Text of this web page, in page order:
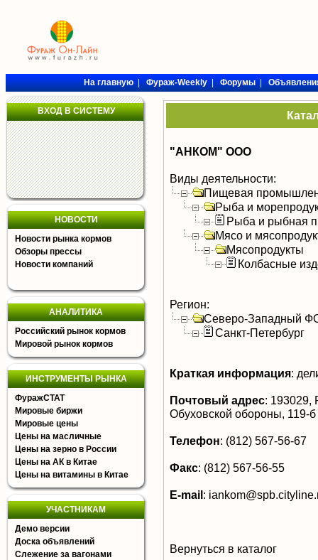
На главную|Фураж-Weekly|Форумы|
ВХОД В СИСТЕМУ
НОВОСТИ
Новости рынка кормов
Обзоры прессы
Новости компаний
АНАЛИТИКА
Российский рынок кормов
Мировой рынок кормов
ИНСТРУМЕНТЫ РЫНКА
ФуражСТАТ
Мировые биржи
Мировые цены
Цены на масличные
Цены на зерно в России
Цены на АК в Китае
Цены на витамины в Китае
УЧАСТНИКАМ
Демо версии
Доска объявлений
Слежение за вагонами
"АНКОМ" ООО
Виды деятельности:
Пищевая
Рыба и
Рыба и рыбная
Мясо и
Мясопродукты
Колбасные
Регион:
Северо-Западный
Санкт-Петербург
Краткая информация:
Почтовый адрес: 193029,
Обуховской обороны, 119-б
Телефон: (812) 567-56-67
Факс: (812) 567-56-55
E-mail:
Вернуться в каталог